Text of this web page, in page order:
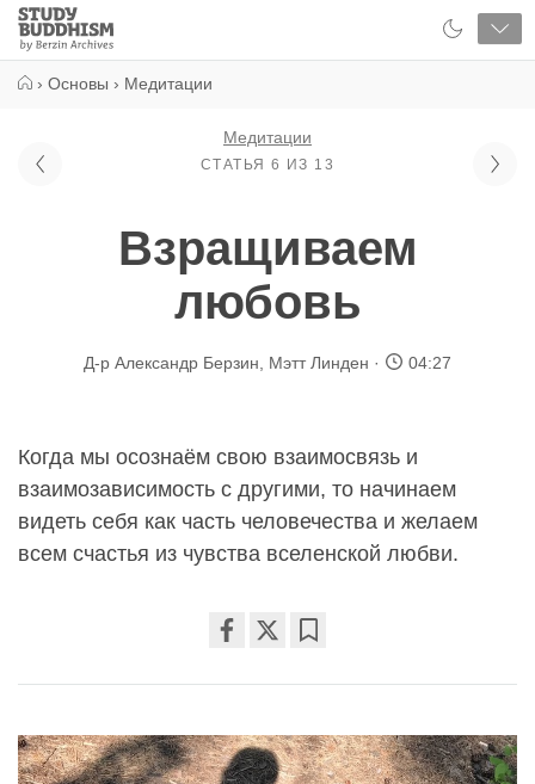
Close
Study
Buddhism
› Основы › Медитации
Медитации
СТАТЬЯ 6 ИЗ 13
Взращиваем
любовь
Д-р Александр Берзин Мэтт Линден 04:27
Когда мы осознаём свою взаимосвязь и
взаимозависимость с другими, то начинаем
видеть себя как часть человечества и желаем
всем счастья из чувства вселенской любви.
on